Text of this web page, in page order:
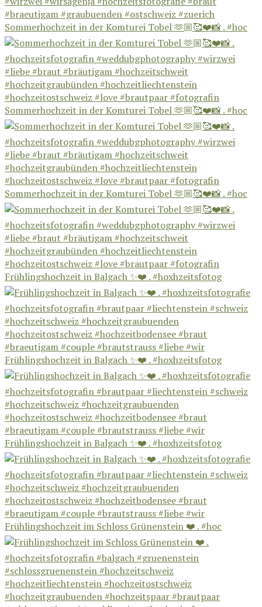
Sommerhochzeit in der Komturei Tobel 🫶🏼🥰❤️📸 . #hoc
Sommerhochzeit in der Komturei Tobel 🫶🏼🥰❤️📸 . #hoc
Sommerhochzeit in der Komturei Tobel 🫶🏼🥰❤️📸 . #hoc
Frühlingshochzeit in Balgach ✨❤️ . #hoxhzeitsfotog
Frühlingshochzeit in Balgach ✨❤️ . #hoxhzeitsfotog
Frühlingshochzeit in Balgach ✨❤️ . #hoxhzeitsfotog
Frühlingshochzeit im Schloss Grünenstein ❤️ . #hoc